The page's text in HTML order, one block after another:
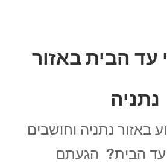
הבית באזור
נתניה
באזור נתניה וחושבים
הבית? הגעתם